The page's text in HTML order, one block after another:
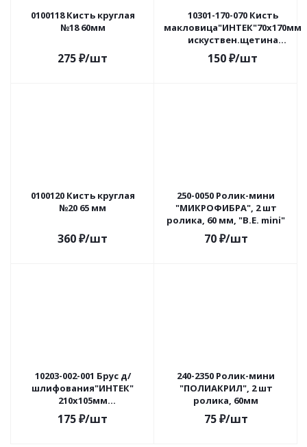
0100118 Кисть круглая
№18 60мм
275₽/шт
10301-170-070 Кисть
макловица"ИНТЕК"70х170мм
искуствен.щетина
пластик.корпус
150₽/шт
0100120 Кисть круглая
№20 65 мм
360₽/шт
250-0050 Ролик-мини
"МИКРОФИБРА", 2 шт
ролика, 60 мм, "В.Е. mini"
70₽/шт
10203-002-001 Брус д/
шлифования"ИНТЕК"
210х105мм
пластик.черный
175₽/шт
240-2350 Ролик-мини
"ПОЛИАКРИЛ", 2 шт
ролика, 60мм
75₽/шт